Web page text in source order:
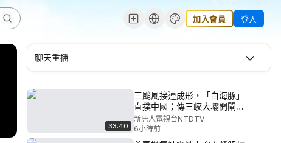
加入會員 登入
聊天重播
33:40
三颱風接連成形，「白海豚」
直撲中國；傳三峽大壩開閘洩
洪，湖北陝西遭殃！廣西災區
疑似爆大疫；外甥女實名舉報
舅舅？中共反腐再鬧笑話；央
新唐人電視台NTDTV
6小時前